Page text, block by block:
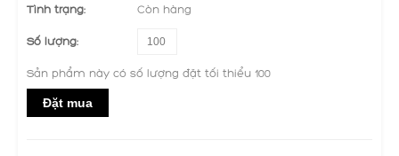
Tình trạng: Còn hàng
Số lượng:
Sản phẩm này có số lượng đặt tối thiểu 100
Đặt mua